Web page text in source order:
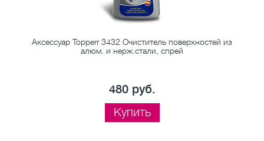
Аксессуар Topperr 3432 Очиститель поверхностей из
алюм. и нерж.стали, спрей
480 руб.
Купить